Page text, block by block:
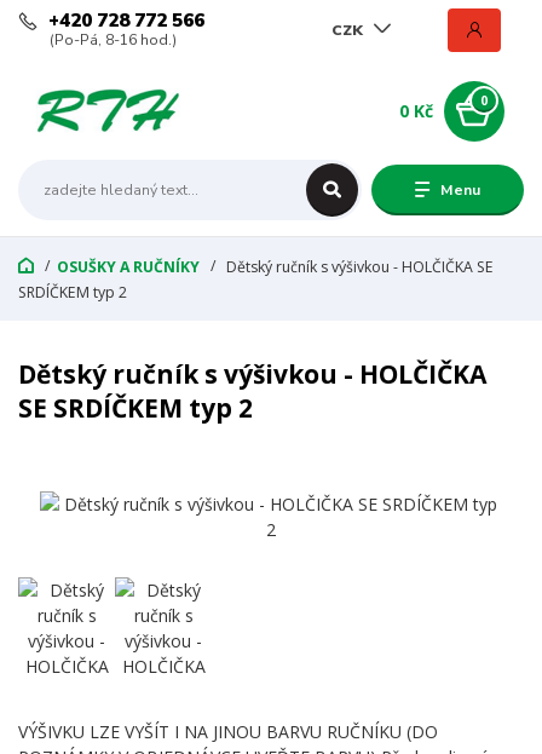
Menu
CZK
+420 728 772 566
(Po-Pá, 8-16 hod.)
0
0 Kč
OSUŠKY A RUČNÍKY
Dětský ručník s výšivkou - HOLČIČKA SE
SRDÍČKEM typ 2
Dětský ručník s výšivkou - HOLČIČKA
SE SRDÍČKEM typ 2
VÝŠIVKU LZE VYŠÍT I NA JINOU BARVU RUČNÍKU (DO